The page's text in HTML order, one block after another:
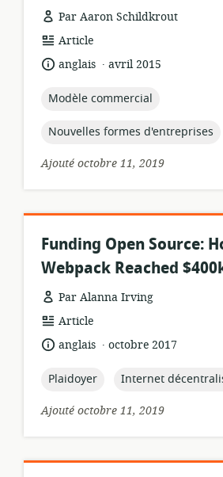
Par Aaron Schildkrout
Format
ressource:
Article
langue:
anglais .
date
publication:
avril 2015
topic:
Modèle commercial
topic:
Nouvelles formes d'entreprises
Ajouté octobre 11, 2019
Funding Open Source:
Webpack Reached
Par Alanna Irving
Format
ressource:
Article
langue:
anglais .
date
publication:
octobre 2017
topic:
Plaidoyer topic:
Internet
Ajouté octobre 11, 2019